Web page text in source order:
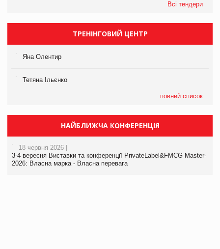
Всі тендери
ТРЕНІНГОВИЙ ЦЕНТР
Яна Олентир
Тетяна Ільєнко
повний список
НАЙБЛИЖЧА КОНФЕРЕНЦІЯ
18 червня 2026 |
3-4 вересня Виставки та конференції PrivateLabel&FMCG Master-
2026: Власна марка - Власна перевага